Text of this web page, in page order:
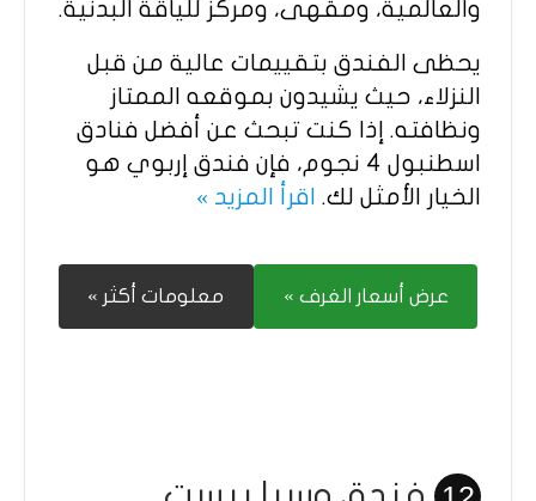
والعالمية، ومقهى، ومركز للياقة البدنية.
يحظى الفندق بتقييمات عالية من قبل
النزلاء، حيث يشيدون بموقعه الممتاز
ونظافته. إذا كنت تبحث عن أفضل فنادق
اسطنبول 4 نجوم، فإن فندق إربوي هو
الخيار الأمثل لك. اقرأ المزيد »
عرض أسعار الغرف » معلومات أكثر »